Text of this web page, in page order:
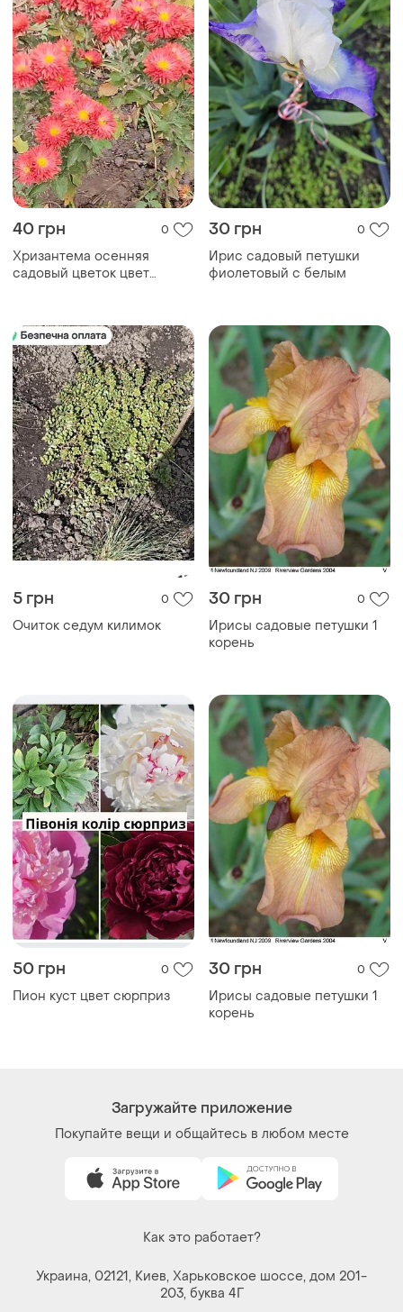
40 грн 0
Хризантема осенняя
садовый цветок цвет
30 грн 0
Ирис садовый петушки
фиолетовый с белым
5 грн 0
Очиток седум килимок
30 грн 0
Ирисы садовые петушки 1
корень
50 грн 0
Пион куст цвет сюрприз
30 грн 0
Ирисы садовые петушки 1
корень
Загружайте приложение
Покупайте вещи и общайтесь в любом месте
Как это работает?
Украина, 02121, Киев, Харьковское шоссе, дом 201-
203, буква 4Г